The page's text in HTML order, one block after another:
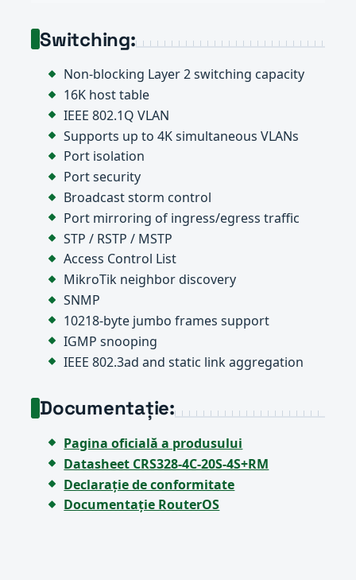
Switching:
Non-blocking Layer 2 switching capacity
16K host table
IEEE 802.1Q VLAN
Supports up to 4K simultaneous VLANs
Port isolation
Port security
Broadcast storm control
Port mirroring of ingress/egress traffic
STP / RSTP / MSTP
Access Control List
MikroTik neighbor discovery
SNMP
10218-byte jumbo frames support
IGMP snooping
IEEE 802.3ad and static link aggregation
Documentație:
Pagina oficială a produsului
Datasheet CRS328-4C-20S-4S+RM
Declarație de conformitate
Documentație RouterOS